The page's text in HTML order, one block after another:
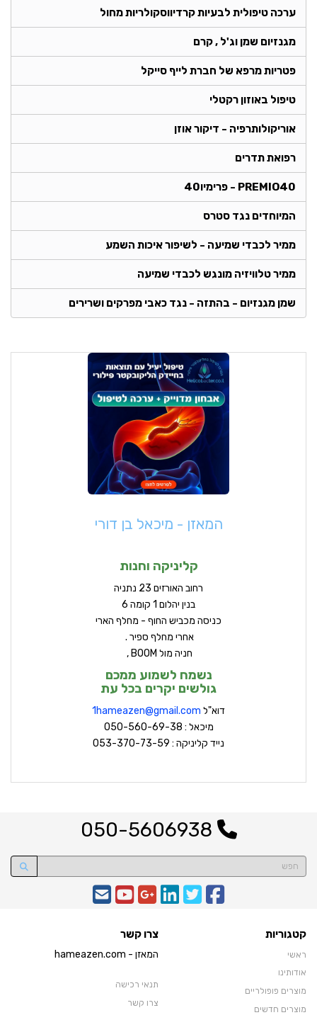
ערכה טיפולית לבעיות קרדיווסקולריות מחול
מגנזיום שמן וג'ל , קרם
פטריות מרפא של חברת לייף סייקל
טיפול באוזון רקטלי
אוריקולותרפיה - דיקור אוזן
רפואת תדרים
PREMIO40 - פרימיו40
המיוחדים נגד סטרס
ממיר לכבדי שמיעה - לשיפור איכות השמע
ממיר טלוויזיה מונגש לכבדי שמיעה
שמן מגנזיום - בהתזה - נגד כאבי מפרקים ושרירים
המאזן - מיכאל בן דורי
קליניקה וחנות
רחוב האורזים 23 נתניה
בנין יהלום 1 קומה 6
כניסה מכביש החוף - מחלף הארי
אחרי מחלף ספיר .
חניה מול BOOM ,
נשמח לשמוע ממכם
גולשים יקרים בכל עת
דוא"ל 1 hameazen@gmail.com
מיכאל : 050-560-69-38
נייד קליניקה : 053-370-73-59
קטגוריות
ראשי
אודותינו
מוצרים פופולריים
מוצרים חדשים
צרו קשר
המאזן - hameazen.com
תנאי רכישה
צרו קשר